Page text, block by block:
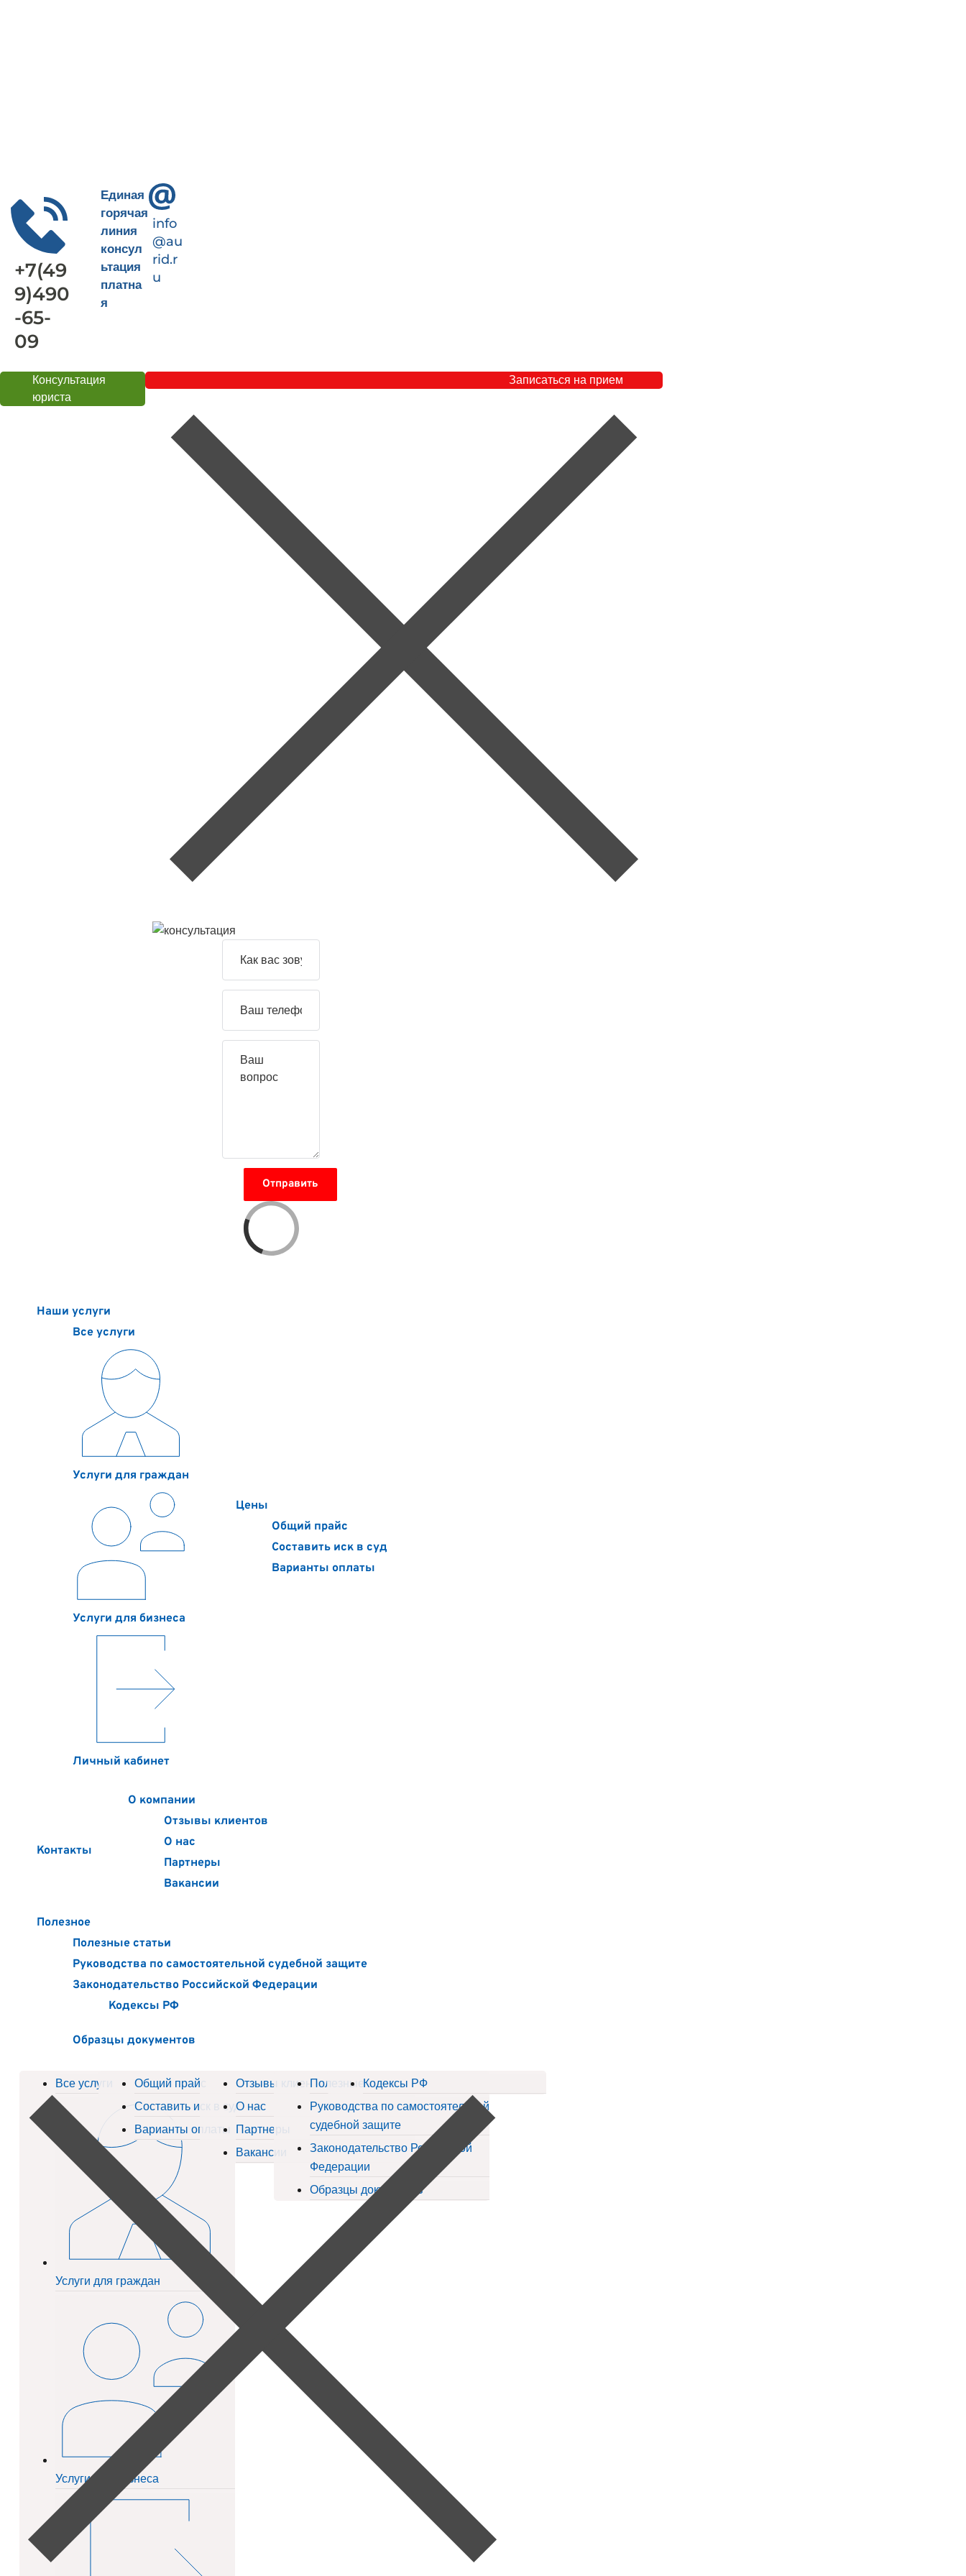
+7(49
9)490
-65-
09
Единая
горячая
линия
консул
ьтация
платна
я
info
@au
rid.r
u
Консультация
юриста
Записаться на прием
Задайте
Отправить
Все услуги
Услуги для граждан
Услуги для бизнеса
Общий прайс
Составить иск в суд
Варианты оплаты
Отзывы клиентов
О нас
Партнеры
Вакансии
Полезные статьи
Руководства по самостоятельной
судебной защите
Законодательство Российской
Федерации
Кодексы РФ
Образцы документов
Наши услуги
Все услуги
Услуги для граждан
Услуги для бизнеса
Личный кабинет
Цены
Общий прайс
Составить иск в суд
Варианты оплаты
Контакты
О компании
Отзывы клиентов
О нас
Партнеры
Вакансии
Полезное
Полезные статьи
Руководства по самостоятельной судебной защите
Законодательство Российской Федерации
Кодексы РФ
Образцы документов